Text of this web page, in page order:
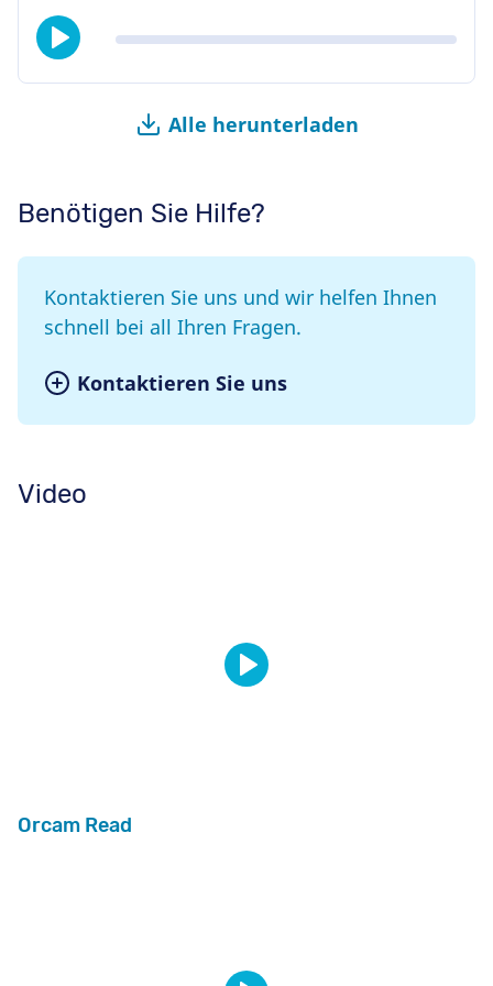
Alle herunterladen
Benötigen Sie Hilfe?
Kontaktieren Sie uns und wir helfen Ihnen
schnell bei all Ihren Fragen.
Kontaktieren Sie uns
Video
Orcam Read